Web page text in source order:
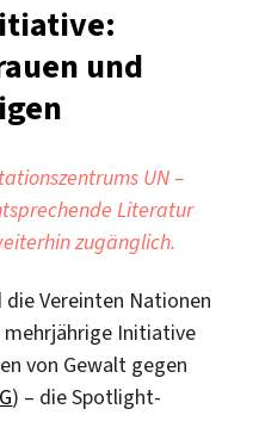
und
UN –
Literatur
zugänglich.
die Vereinten Nationen
mehrjährige Initiative
von Gewalt gegen
) – die Spotlight-